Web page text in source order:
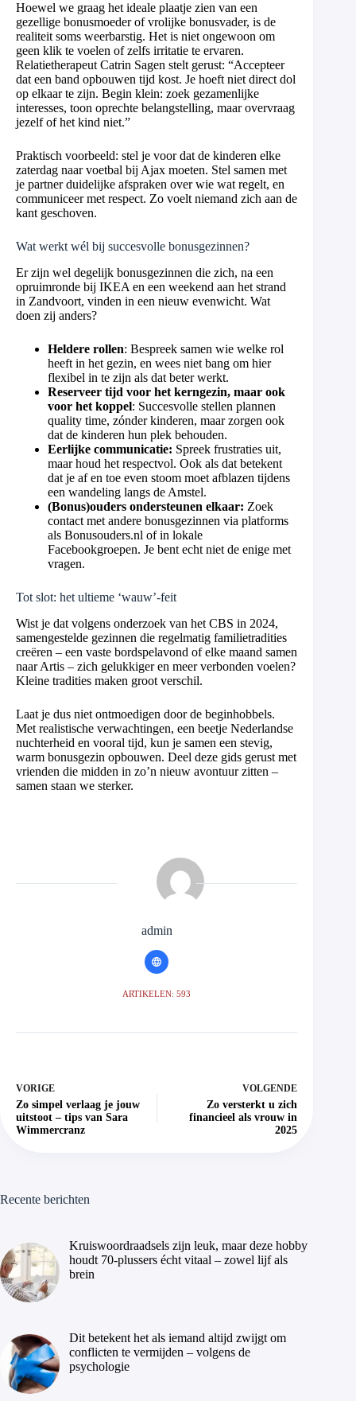
Hoewel we graag het ideale plaatje zien van een
gezellige bonusmoeder of vrolijke bonusvader, is de
realiteit soms weerbarstig. Het is niet ongewoon om
geen klik te voelen of zelfs irritatie te ervaren.
Relatietherapeut Catrin Sagen stelt gerust: “Accepteer
dat een band opbouwen tijd kost. Je hoeft niet direct dol
op elkaar te zijn. Begin klein: zoek gezamenlijke
interesses, toon oprechte belangstelling, maar overvraag
jezelf of het kind niet.”
Praktisch voorbeeld: stel je voor dat de kinderen elke
zaterdag naar voetbal bij Ajax moeten. Stel samen met
je partner duidelijke afspraken over wie wat regelt, en
communiceer met respect. Zo voelt niemand zich aan de
kant geschoven.
Wat werkt wél bij succesvolle bonusgezinnen?
Er zijn wel degelijk bonusgezinnen die zich, na een
opruimronde bij IKEA en een weekend aan het strand
in Zandvoort, vinden in een nieuw evenwicht. Wat
doen zij anders?
Heldere rollen: Bespreek samen wie welke rol
heeft in het gezin, en wees niet bang om hier
flexibel in te zijn als dat beter werkt.
Reserveer tijd voor het kerngezin, maar ook
voor het koppel: Succesvolle stellen plannen
quality time, zónder kinderen, maar zorgen ook
dat de kinderen hun plek behouden.
Eerlijke communicatie: Spreek frustraties uit,
maar houd het respectvol. Ook als dat betekent
dat je af en toe even stoom moet afblazen tijdens
een wandeling langs de Amstel.
(Bonus)ouders ondersteunen elkaar: Zoek
contact met andere bonusgezinnen via platforms
als Bonusouders.nl of in lokale
Facebookgroepen. Je bent echt niet de enige met
vragen.
Tot slot: het ultieme ‘wauw’-feit
Wist je dat volgens onderzoek van het CBS in 2024,
samengestelde gezinnen die regelmatig familietradities
creëren – een vaste bordspelavond of elke maand samen
naar Artis – zich gelukkiger en meer verbonden voelen?
Kleine tradities maken groot verschil.
Laat je dus niet ontmoedigen door de beginhobbels.
Met realistische verwachtingen, een beetje Nederlandse
nuchterheid en vooral tijd, kun je samen een stevig,
warm bonusgezin opbouwen. Deel deze gids gerust met
vrienden die midden in zo’n nieuw avontuur zitten –
samen staan we sterker.
admin
ARTIKELEN: 593
VORIGE
Zo simpel verlaag je jouw
uitstoot – tips van Sara
Wimmercranz
VOLGENDE
Zo versterkt u zich
financieel als vrouw in
2025
Recente berichten
Kruiswoordraadsels zijn leuk, maar deze hobby
houdt 70-plussers écht vitaal – zowel lijf als
brein
Dit betekent het als iemand altijd zwijgt om
conflicten te vermijden – volgens de
psychologie